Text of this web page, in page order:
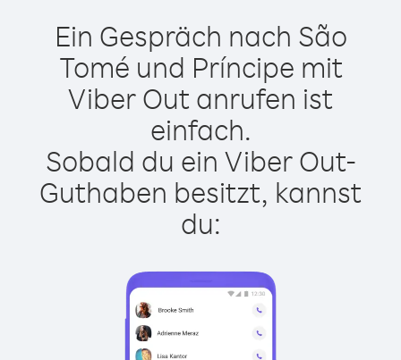
Ein Gespräch nach São
Tomé und Príncipe mit
Viber Out anrufen ist
einfach.
Sobald du ein Viber Out-
Guthaben besitzt, kannst
du: